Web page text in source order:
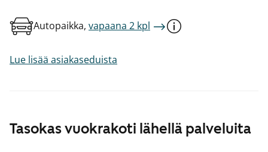
Tasokas vuokrakoti lähellä palveluita
Autopaikka, vapaana 2 kpl
Lue lisää asiakaseduista